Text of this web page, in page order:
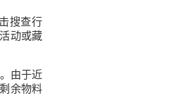
搜查行
动或藏
由于近
余物料